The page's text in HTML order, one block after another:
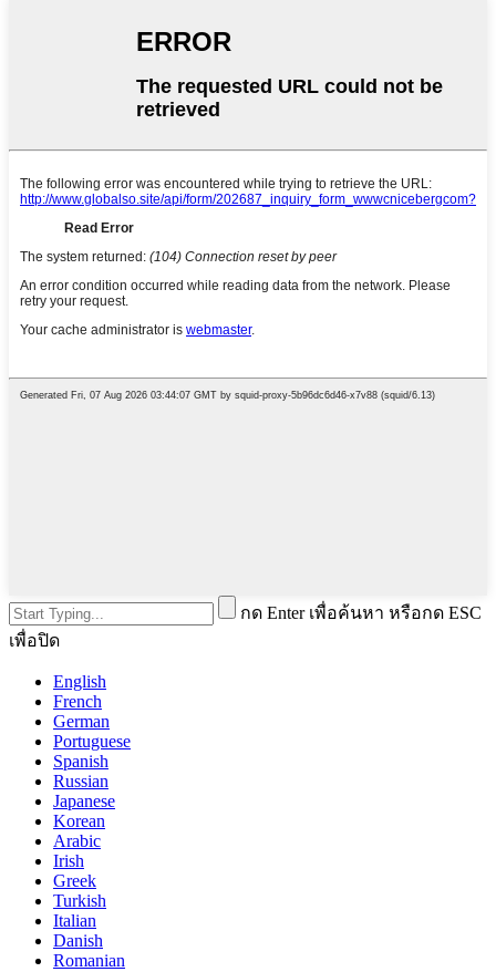
กด Enter เพื่อค้นหา หรือกด ESC
เพื่อปิด
English
French
German
Portuguese
Spanish
Russian
Japanese
Korean
Arabic
Irish
Greek
Turkish
Italian
Danish
Romanian